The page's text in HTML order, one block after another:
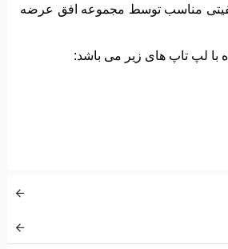
مناسب توسط مجموعه افق عرضه
با لپ تاپ های زیر می باشد: